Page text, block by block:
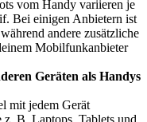
vom Handy variieren je
Bei einigen Anbietern ist
andere zusätzliche
Mobilfunkanbieter
Geräten als Handys
mit jedem Gerät
B. Laptops, Tablets und